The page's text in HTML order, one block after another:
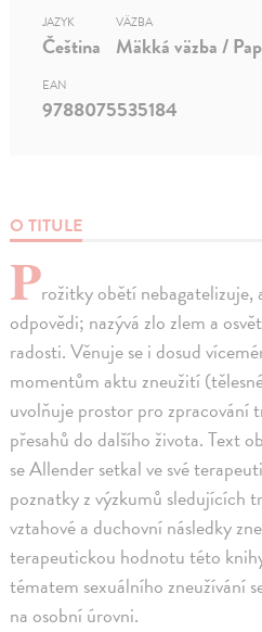
O TITULE
Prožitky obětí nebagatelizuje,
odpovědi; nazývá zlo zlem a
radosti. Věnuje se i dosud
momentům aktu zneužití
uvolňuje prostor pro zpracování
přesahů do dalšího života. Text
se Allender setkal ve své
poznatky z výzkumů sledujících
vztahové a duchovní následky
terapeutickou hodnotu této
tématem sexuálního zneužívání
na osobní úrovni.
JAZYK
Čeština
VÄZBA
Mäkká väzba /
EAN
9788075535184